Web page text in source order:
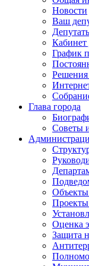
Новости
Ваш
Кабинет
График
Глава города
Советы
Объекты
Оценка
Защита